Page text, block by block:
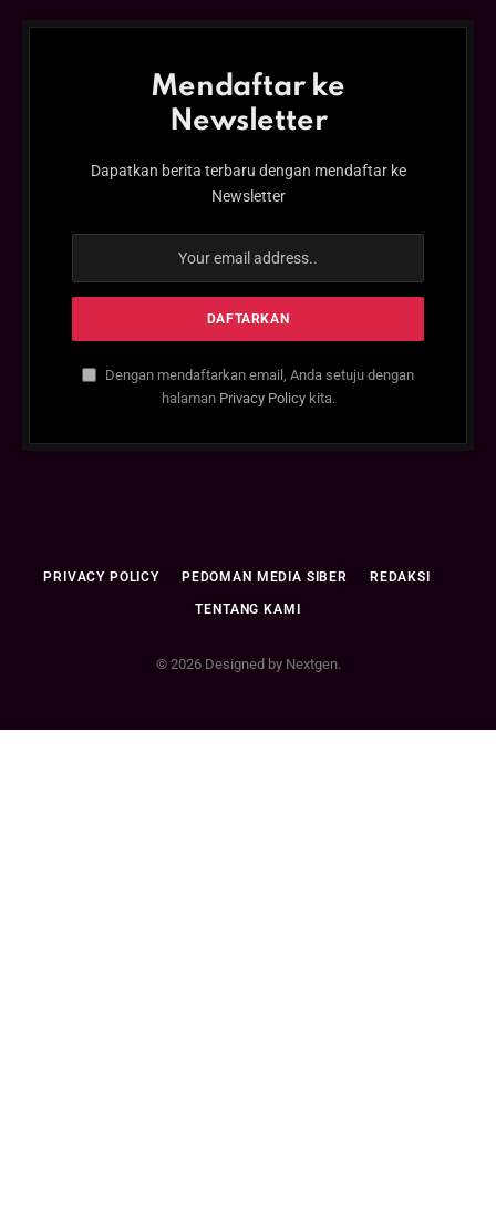
Mendaftar ke
Newsletter
Dapatkan berita terbaru dengan mendaftar ke
Newsletter
Dengan mendaftarkan email, Anda setuju dengan
halaman Privacy Policykita.
PRIVACY POLICY PEDOMAN MEDIA SIBER REDAKSI
TENTANG KAMI
© 2026 Designed by Nextgen.